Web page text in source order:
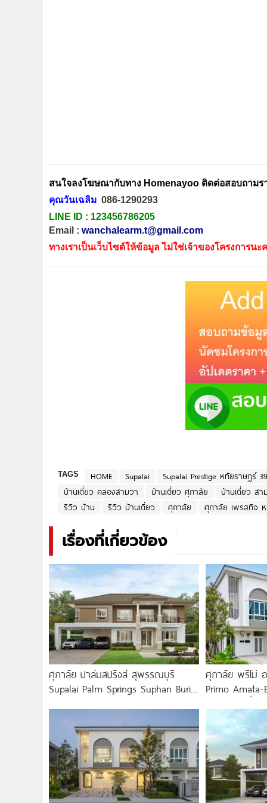
สนใจลงโฆษณากับทาง Homenayoo ติดต่อสอบถามร
คุณวันเฉลิม 086-1290293
LINE ID : 123456786205
Email : wanchalearm.t@gmail.com
ทางเราเป็นเว็บไซต์ให้ข้อมูล ไม่ใช่เจ้าของโครงการนะ
TAGS HOME Supalai
Supalai Prestige หทัยราษฎร์ 39
บ้านเดี่ยว คลองสามวา
บ้านเดี่ยว ศุภาลัย
บ้านเดี่ยว สา
รีวิว บ้าน
รีวิว บ้านเดี่ยว ศุภาลัย ศุภาลัย เพรสทิจ
เรื่องที่เกี่ยวข้อง
ศุภาลัย ปาล์มสปริงส์ สุพรรณบุรี
Supalai Palm Springs Suphan Buri
ศุภาลัย พรีโม่
Primo